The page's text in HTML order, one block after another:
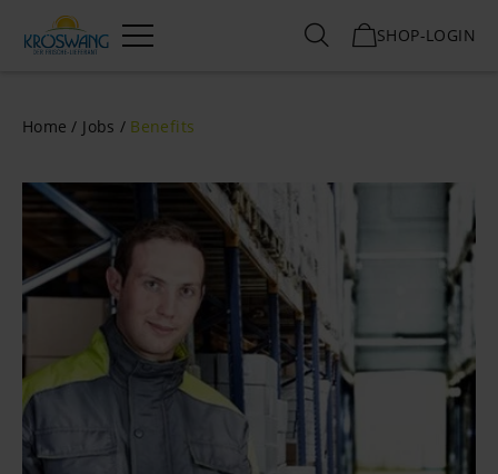
Menü
SHOP-LOGIN
Home Jobs Benefits